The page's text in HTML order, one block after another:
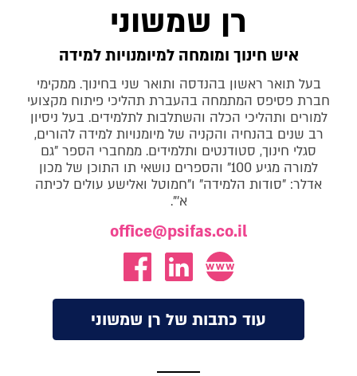
רן שמשוני
איש חינוך ומומחה למיומנויות למידה
בעל תואר ראשון בהנדסה ותואר שני בחינוך. ממקימי
חברת פסיפס המתמחה בהעברת תהליכי פיתוח מקצועי
למורים ותהליכי הכלה והשתלבות לתלמידים. בעל ניסיון
רב שנים בהנחיה והקניה של מיומנויות למידה להורים,
סגלי חינוך, סטודנטים ותלמידים. ממחברי הספר "גם
למורה מגיע 100" והספרים נושאי תו התוכן של מכון
אדלר: "סודות הלמידה" ו"חמוטל ואלישע עולים לכיתה
א'".
office@psifas.co.il
עוד כתבות של רן שמשוני